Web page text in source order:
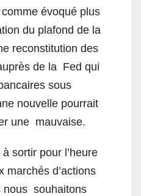
évoqué plus
du plafond de la
reconstitution des
de la Fed qui
sous
nouvelle pourrait
une mauvaise.
sortir pour l’heure
marchés d’actions
nous souhaitons